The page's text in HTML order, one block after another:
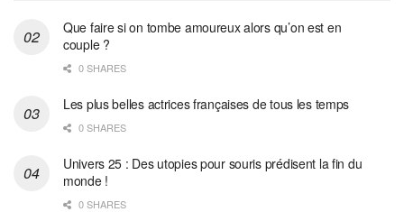
Que faire si on tombe amoureux alors qu’on est en
couple ?
0 SHARES
Les plus belles actrices françaises de tous les temps
0 SHARES
Univers 25 : Des utopies pour souris prédisent la fin du
monde !
0 SHARES